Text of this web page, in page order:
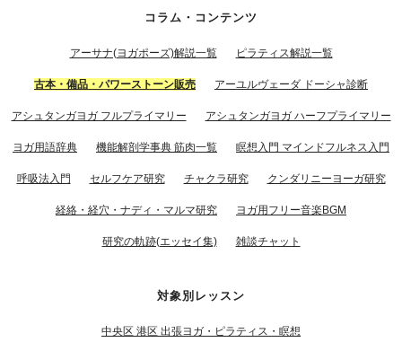
コラム・コンテンツ
アーサナ(ヨガポーズ)解説一覧 ピラティス解説一覧
古本・備品・パワーストーン販売 アーユルヴェーダ ドーシャ診断
アシュタンガヨガ フルプライマリー アシュタンガヨガ ハーフプライマリー
ヨガ用語辞典 機能解剖学事典 筋肉一覧 瞑想入門 マインドフルネス入門
呼吸法入門 セルフケア研究 チャクラ研究 クンダリニーヨーガ研究
経絡・経穴・ナディ・マルマ研究 ヨガ用フリー音楽BGM
研究の軌跡(エッセイ集) 雑談チャット
対象別レッスン
中央区 港区 出張ヨガ・ピラティス・瞑想